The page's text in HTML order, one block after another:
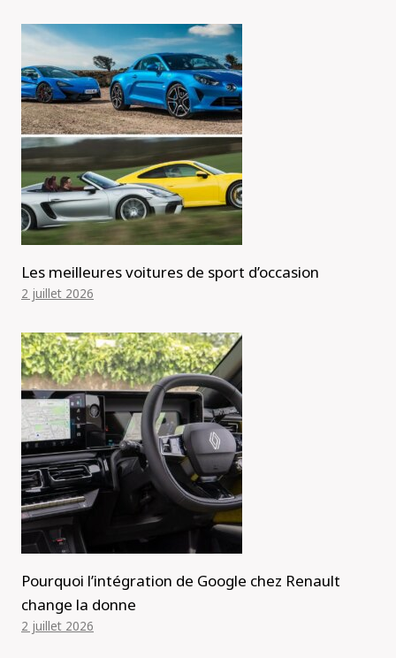
Les meilleures voitures de sport d’occasion
2 juillet 2026
Pourquoi l’intégration de Google chez Renault
change la donne
2 juillet 2026